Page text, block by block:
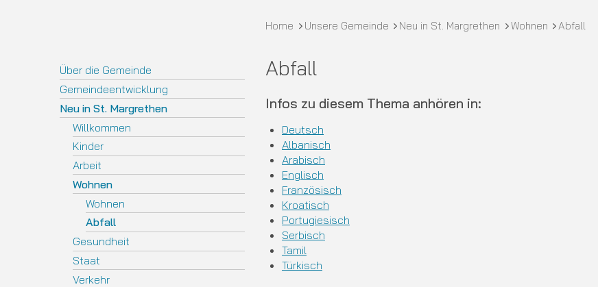
Subnavigation
Über die Gemeinde
Gemeindeentwicklung
Neu in St. Margrethen
Willkommen
Kinder
Arbeit
Wohnen
Wohnen
Abfall
Gesundheit
Staat
Verkehr
Breadcrumb
Home Unsere Gemeinde Neu in St. Margrethen Wohnen Abfall
Abfall
Infos zu diesem Thema anhören in:
Deutsch
Albanisch
Arabisch
Englisch
Französisch
Kroatisch
Portugiesisch
Serbisch
Tamil
Türkisch